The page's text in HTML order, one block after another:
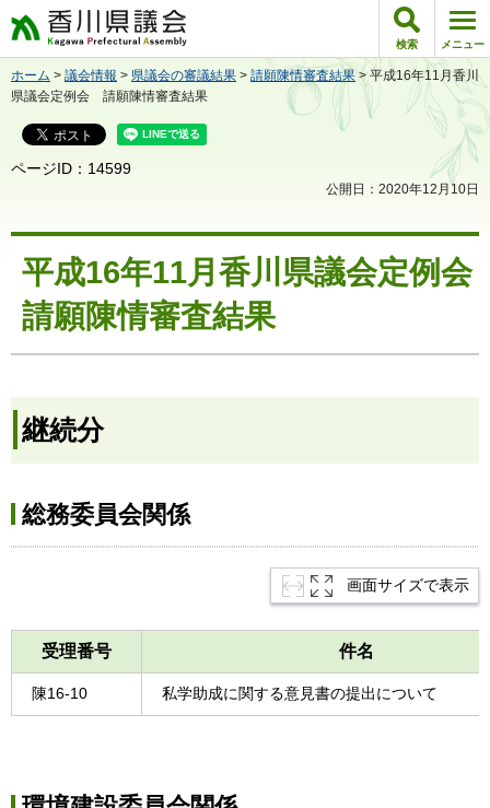
香川県議会 検索 メニュー
ホーム > 議会情報 > 県議会の審議結果 > 請願陳情審査結果 > 平成16年11月香川
県議会定例会 請願陳情審査結果
ページID：14599
公開日：2020年12月10日
平成16年11月香川県議会定例会
請願陳情審査結果
継続分
総務委員会関係
画面サイズで表示
受理番号 件名
陳16-10 私学助成に関する意見書の提出について